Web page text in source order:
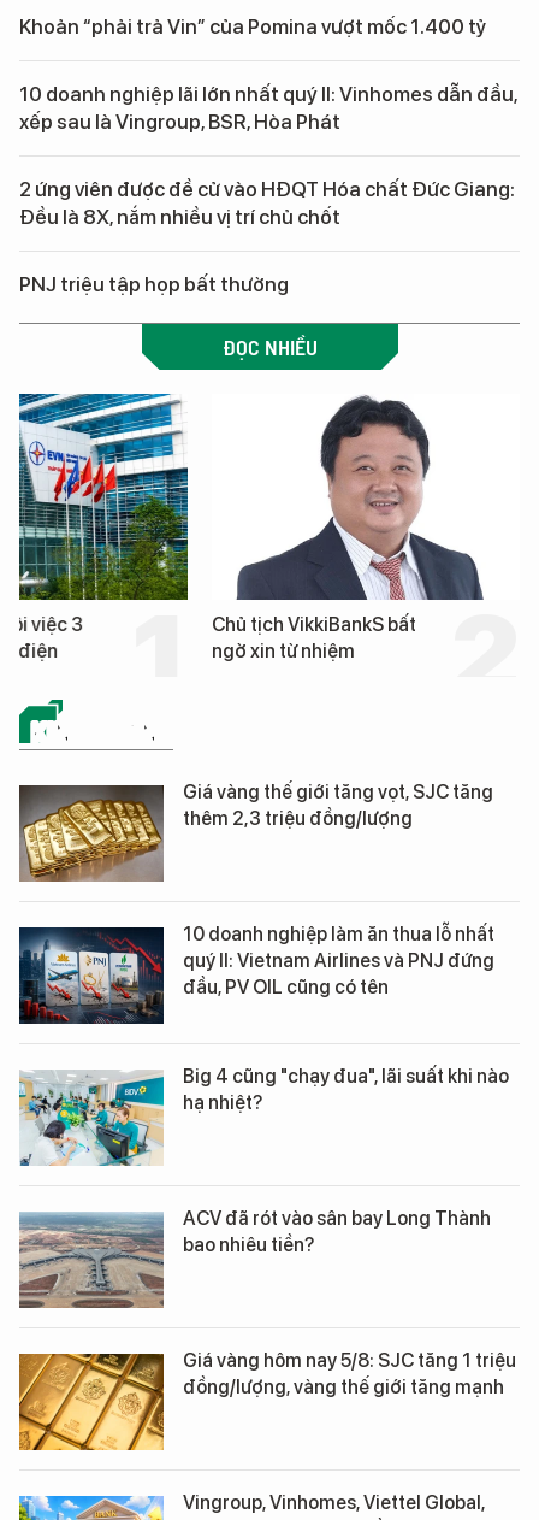
Khoản “phải trả Vin” của Pomina vượt mốc 1.400 tỷ
10 doanh nghiệp lãi lớn nhất quý II: Vinhomes dẫn đầu,
xếp sau là Vingroup, BSR, Hòa Phát
2 ứng viên được đề cử vào HĐQT Hóa chất Đức Giang:
Đều là 8X, nắm nhiều vị trí chủ chốt
PNJ triệu tập họp bất thường
ĐỌC NHIỀU
việc 3
điện
Chủ tịch VikkiBankS bất
ngờ xin từ nhiệm
KINH DOANH
Giá vàng thế giới tăng vọt, SJC tăng
thêm 2,3 triệu đồng/lượng
10 doanh nghiệp làm ăn thua lỗ nhất
quý II: Vietnam Airlines và PNJ đứng
đầu, PV OIL cũng có tên
Big 4 cũng "chạy đua", lãi suất khi nào
hạ nhiệt?
ACV đã rót vào sân bay Long Thành
bao nhiêu tiền?
Giá vàng hôm nay 5/8: SJC tăng 1 triệu
đồng/lượng, vàng thế giới tăng mạnh
Vingroup, Vinhomes, Viettel Global,